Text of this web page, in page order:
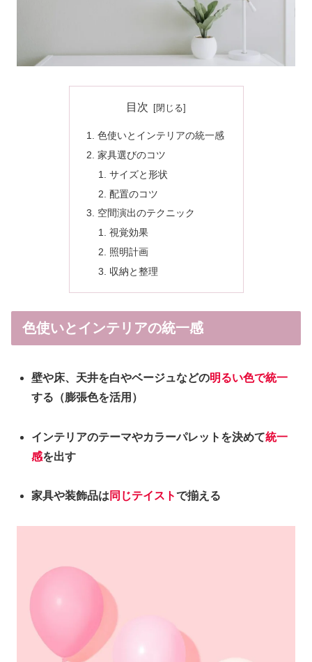
目次
色使いとインテリアの統一感
家具選びのコツ
サイズと形状
配置のコツ
空間演出のテクニック
視覚効果
照明計画
収納と整理
色使いとインテリアの統一感
壁や床、天井を白やベージュなどの明るい色で統一
する（膨張色を活用）
インテリアのテーマやカラーパレットを決めて統一
感を出す
家具や装飾品は 同じテイストで揃える